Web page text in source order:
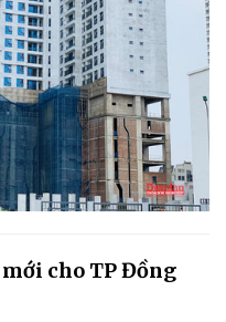
cho TP Đồng